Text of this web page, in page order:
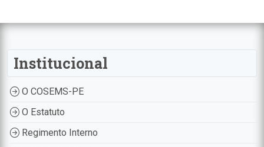
Institucional
O COSEMS-PE
O Estatuto
Regimento Interno